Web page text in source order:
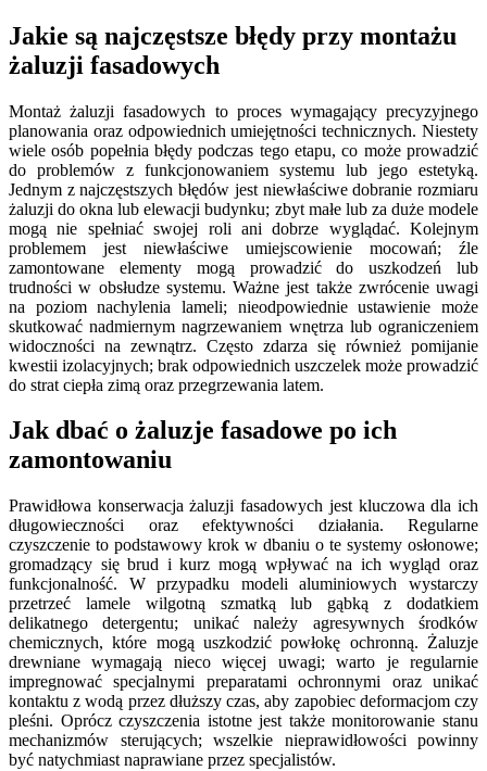
Jakie są najczęstsze błędy przy montażu
żaluzji fasadowych
Montaż żaluzji fasadowych to proces wymagający precyzyjnego
planowania oraz odpowiednich umiejętności technicznych. Niestety
wiele osób popełnia błędy podczas tego etapu, co może prowadzić
do problemów z funkcjonowaniem systemu lub jego estetyką.
Jednym z najczęstszych błędów jest niewłaściwe dobranie rozmiaru
żaluzji do okna lub elewacji budynku; zbyt małe lub za duże modele
mogą nie spełniać swojej roli ani dobrze wyglądać. Kolejnym
problemem jest niewłaściwe umiejscowienie mocowań; źle
zamontowane elementy mogą prowadzić do uszkodzeń lub
trudności w obsłudze systemu. Ważne jest także zwrócenie uwagi
na poziom nachylenia lameli; nieodpowiednie ustawienie może
skutkować nadmiernym nagrzewaniem wnętrza lub ograniczeniem
widoczności na zewnątrz. Często zdarza się również pomijanie
kwestii izolacyjnych; brak odpowiednich uszczelek może prowadzić
do strat ciepła zimą oraz przegrzewania latem.
Jak dbać o żaluzje fasadowe po ich
zamontowaniu
Prawidłowa konserwacja żaluzji fasadowych jest kluczowa dla ich
długowieczności oraz efektywności działania. Regularne
czyszczenie to podstawowy krok w dbaniu o te systemy osłonowe;
gromadzący się brud i kurz mogą wpływać na ich wygląd oraz
funkcjonalność. W przypadku modeli aluminiowych wystarczy
przetrzeć lamele wilgotną szmatką lub gąbką z dodatkiem
delikatnego detergentu; unikać należy agresywnych środków
chemicznych, które mogą uszkodzić powłokę ochronną. Żaluzje
drewniane wymagają nieco więcej uwagi; warto je regularnie
impregnować specjalnymi preparatami ochronnymi oraz unikać
kontaktu z wodą przez dłuższy czas, aby zapobiec deformacjom czy
pleśni. Oprócz czyszczenia istotne jest także monitorowanie stanu
mechanizmów sterujących; wszelkie nieprawidłowości powinny
być natychmiast naprawiane przez specjalistów.